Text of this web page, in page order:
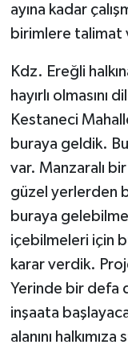
ayına kadar
birimlere talimat
Kdz. Ereğli
hayırlı olmasını
Kestaneci
buraya geldik.
var. Manzaralı
güzel yerlerden
buraya
içebilmeleri için
karar verdik.
Yerinde bir defa
inşaata
alanını